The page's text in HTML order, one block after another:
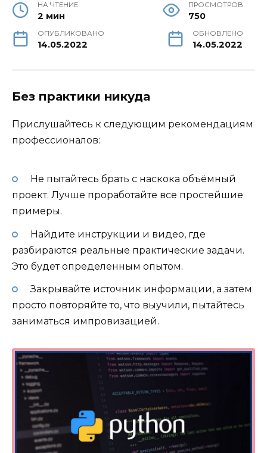
НА ЧТЕНИЕ
2 мин
ПРОСМОТРОВ
750
ОПУБЛИКОВАНО
14.05.2022
ОБНОВЛЕНО
14.05.2022
Без практики никуда
Прислушайтесь к следующим рекомендациям
профессионалов:
Не пытайтесь брать с наскока объёмный
проект. Лучше проработайте все простейшие
примеры.
Найдите инструкции и видео, где
разбираются реальные практические задачи.
Это будет определенным опытом.
Закрывайте источник информации, а затем
просто повторяйте то, что выучили, пытайтесь
заниматься импровизацией.